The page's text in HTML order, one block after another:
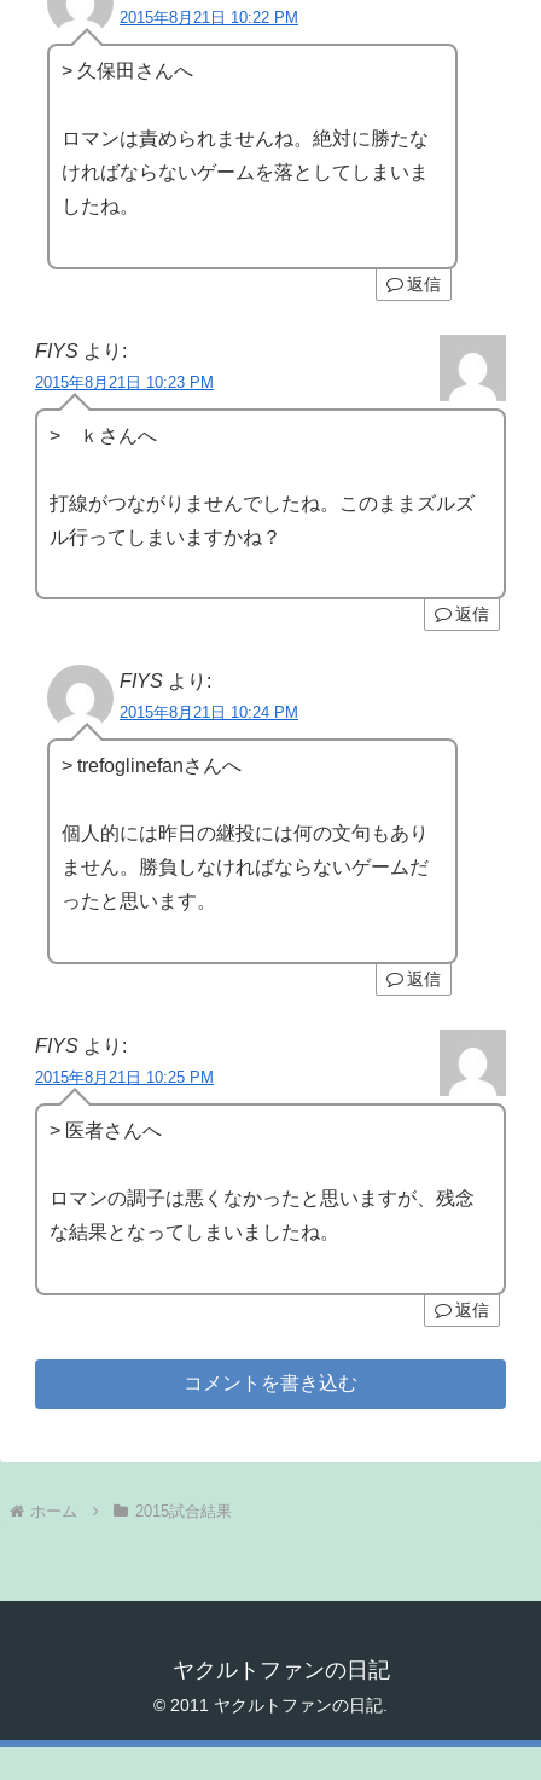
2015年8月21日 10:22 PM
> 久保田さんへ
ロマンは責められませんね。絶対に勝たな
ければならないゲームを落としてしまいま
したね。
返信
FIYS より:
2015年8月21日 10:23 PM
> ｋさんへ
打線がつながりませんでしたね。このままズルズ
ル行ってしまいますかね？
返信
FIYS より:
2015年8月21日 10:24 PM
> trefoglinefanさんへ
個人的には昨日の継投には何の文句もあり
ません。勝負しなければならないゲームだ
ったと思います。
返信
FIYS より:
2015年8月21日 10:25 PM
> 医者さんへ
ロマンの調子は悪くなかったと思いますが、残念
な結果となってしまいましたね。
返信
コメントを書き込む
ホーム 2015試合結果
ヤクルトファンの日記
© 2011 ヤクルトファンの日記.